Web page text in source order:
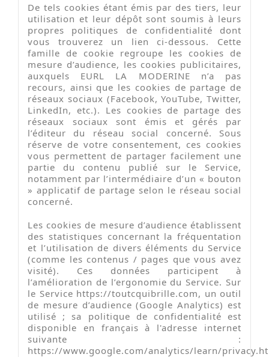
De tels cookies étant émis par des tiers, leur
utilisation et leur dépôt sont soumis à leurs
propres politiques de confidentialité dont
vous trouverez un lien ci-dessous. Cette
famille de cookie regroupe les cookies de
mesure d’audience, les cookies publicitaires,
auxquels EURL LA MODERINE n’a pas
recours, ainsi que les cookies de partage de
réseaux sociaux (Facebook, YouTube, Twitter,
LinkedIn, etc.). Les cookies de partage des
réseaux sociaux sont émis et gérés par
l’éditeur du réseau social concerné. Sous
réserve de votre consentement, ces cookies
vous permettent de partager facilement une
partie du contenu publié sur le Service,
notamment par l’intermédiaire d’un « bouton
» applicatif de partage selon le réseau social
concerné.
Les cookies de mesure d’audience établissent
des statistiques concernant la fréquentation
et l’utilisation de divers éléments du Service
(comme les contenus / pages que vous avez
visité). Ces données participent à
l’amélioration de l’ergonomie du Service. Sur
le Service https://toutcquibrille.com, un outil
de mesure d’audience (Google Analytics) est
utilisé ; sa politique de confidentialité est
disponible en français à l'adresse internet
suivante :
https://www.google.com/analytics/learn/